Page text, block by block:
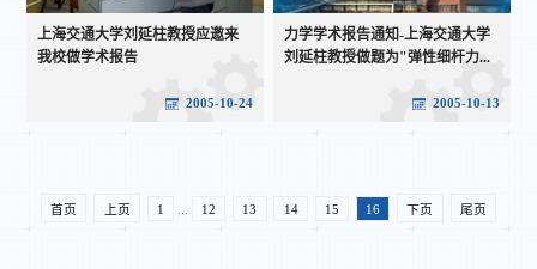
上海交通大学刘延柱教授应邀来
我校做学术报告
2005-10-24
力学学术报告通知-上海交通大学
刘延柱教授做题为"弹性细杆力...
2005-10-13
首页 上页 1 12 13 14 15 16 下页 尾页